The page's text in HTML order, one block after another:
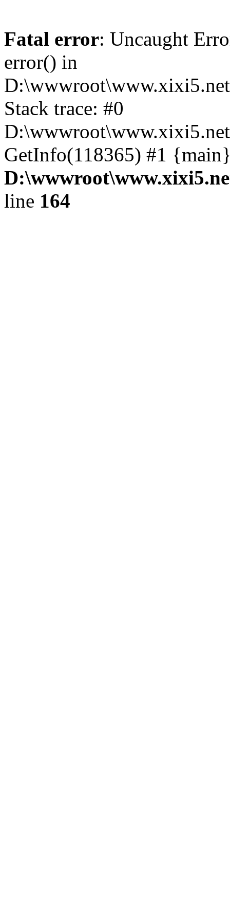
Fatal error: Uncaught
error() in
Stack trace: #0
GetInfo(118365) #1
line 164